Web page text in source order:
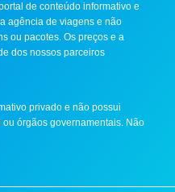
de conteúdo informativo e
agência de viagens e não
ou pacotes. Os preços e a
dos nossos parceiros
privado e não possui
órgãos governamentais. Não